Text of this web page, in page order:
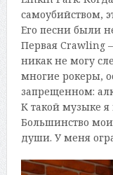
самоубийством,
Его песни были
Первая Crawling
никак не могу
многие рокеры,
запрещенном:
К такой музыке
Большинство
души. У меня